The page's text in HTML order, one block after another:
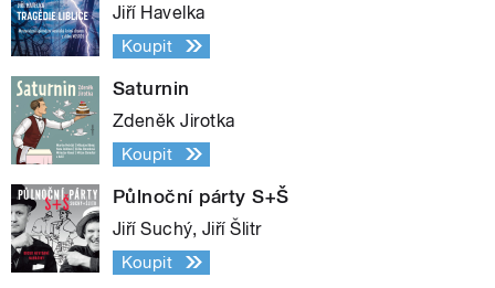
Jiří Havelka
Koupit
Saturnin
Zdeněk Jirotka
Koupit
Půlnoční párty S+Š
Jiří Suchý, Jiří Šlitr
Koupit